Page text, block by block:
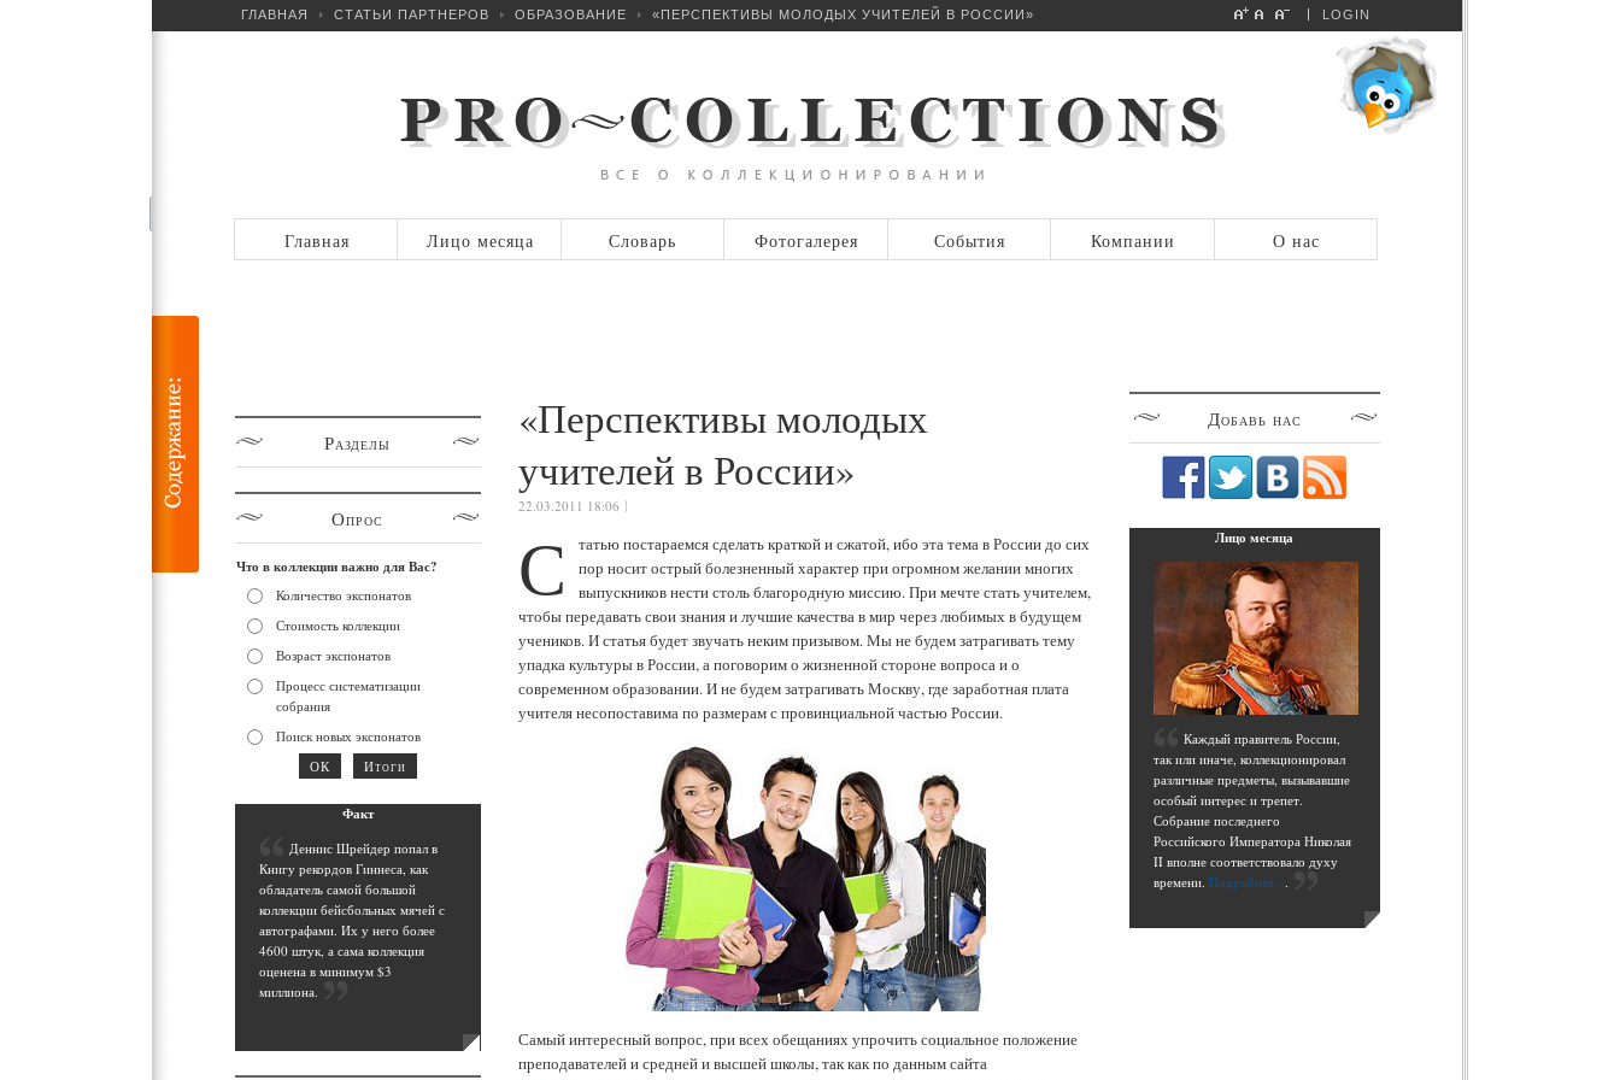
ГЛАВНАЯ СТАТЬИ ПАРТНЕРОВ ОБРАЗОВАНИЕ «ПЕРСПЕКТИВЫ МОЛОДЫХ УЧИТЕЛЕЙ В РОССИИ» LOGIN
Главная Лицо месяца Словарь Фотогалерея События Компании О нас
«Перспективы молодых
учителей в России»
22.03.2011 18:06
С
татью постараемся сделать краткой и сжатой, ибо эта тема в России до сих
пор носит острый болезненный характер при огромном желании многих
выпускников нести столь благородную миссию. При мечте стать учителем,
чтобы передавать свои знания и лучшие качества в мир через любимых в будущем
учеников. И статья будет звучать неким призывом. Мы не будем затрагивать тему
упадка культуры в России, а поговорим о жизненной стороне вопроса и о
современном образовании. И не будем затрагивать Москву, где заработная плата
учителя несопоставима по размерам с провинциальной частью России.
Самый интересный вопрос, при всех обещаниях упрочить социальное положение
преподавателей и средней и высшей школы, так как по данным сайта
Разделы
Опрос
Что в коллекции важно для Вас?
Количество экспонатов
Стоимость коллекции
Возраст экспонатов
Процесс систематизации
собрания
Поиск новых экспонатов
Факт
Деннис Шрейдер попал в
Книгу рекордов Гиннеса, как
обладатель самой большой
коллекции бейсбольных мячей с
автографами. Их у него более
4600 штук, а сама коллекция
оценена в минимум $3
миллиона.
Добавь нас
Лицо месяца
Каждый правитель России,
так или иначе, коллекционировал
различные предметы, вызывавшие
особый интерес и трепет.
Собрание последнего
Российского Императора Николая
II вполне соответствовало духу
времени. Подробнее....